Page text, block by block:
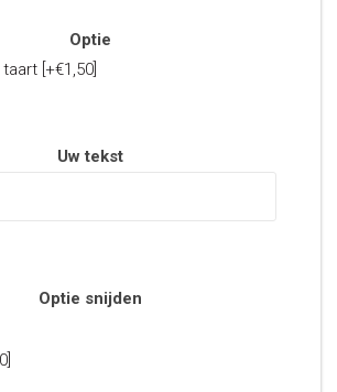
Optie
[+€1,50]
Uw tekst
Optie snijden